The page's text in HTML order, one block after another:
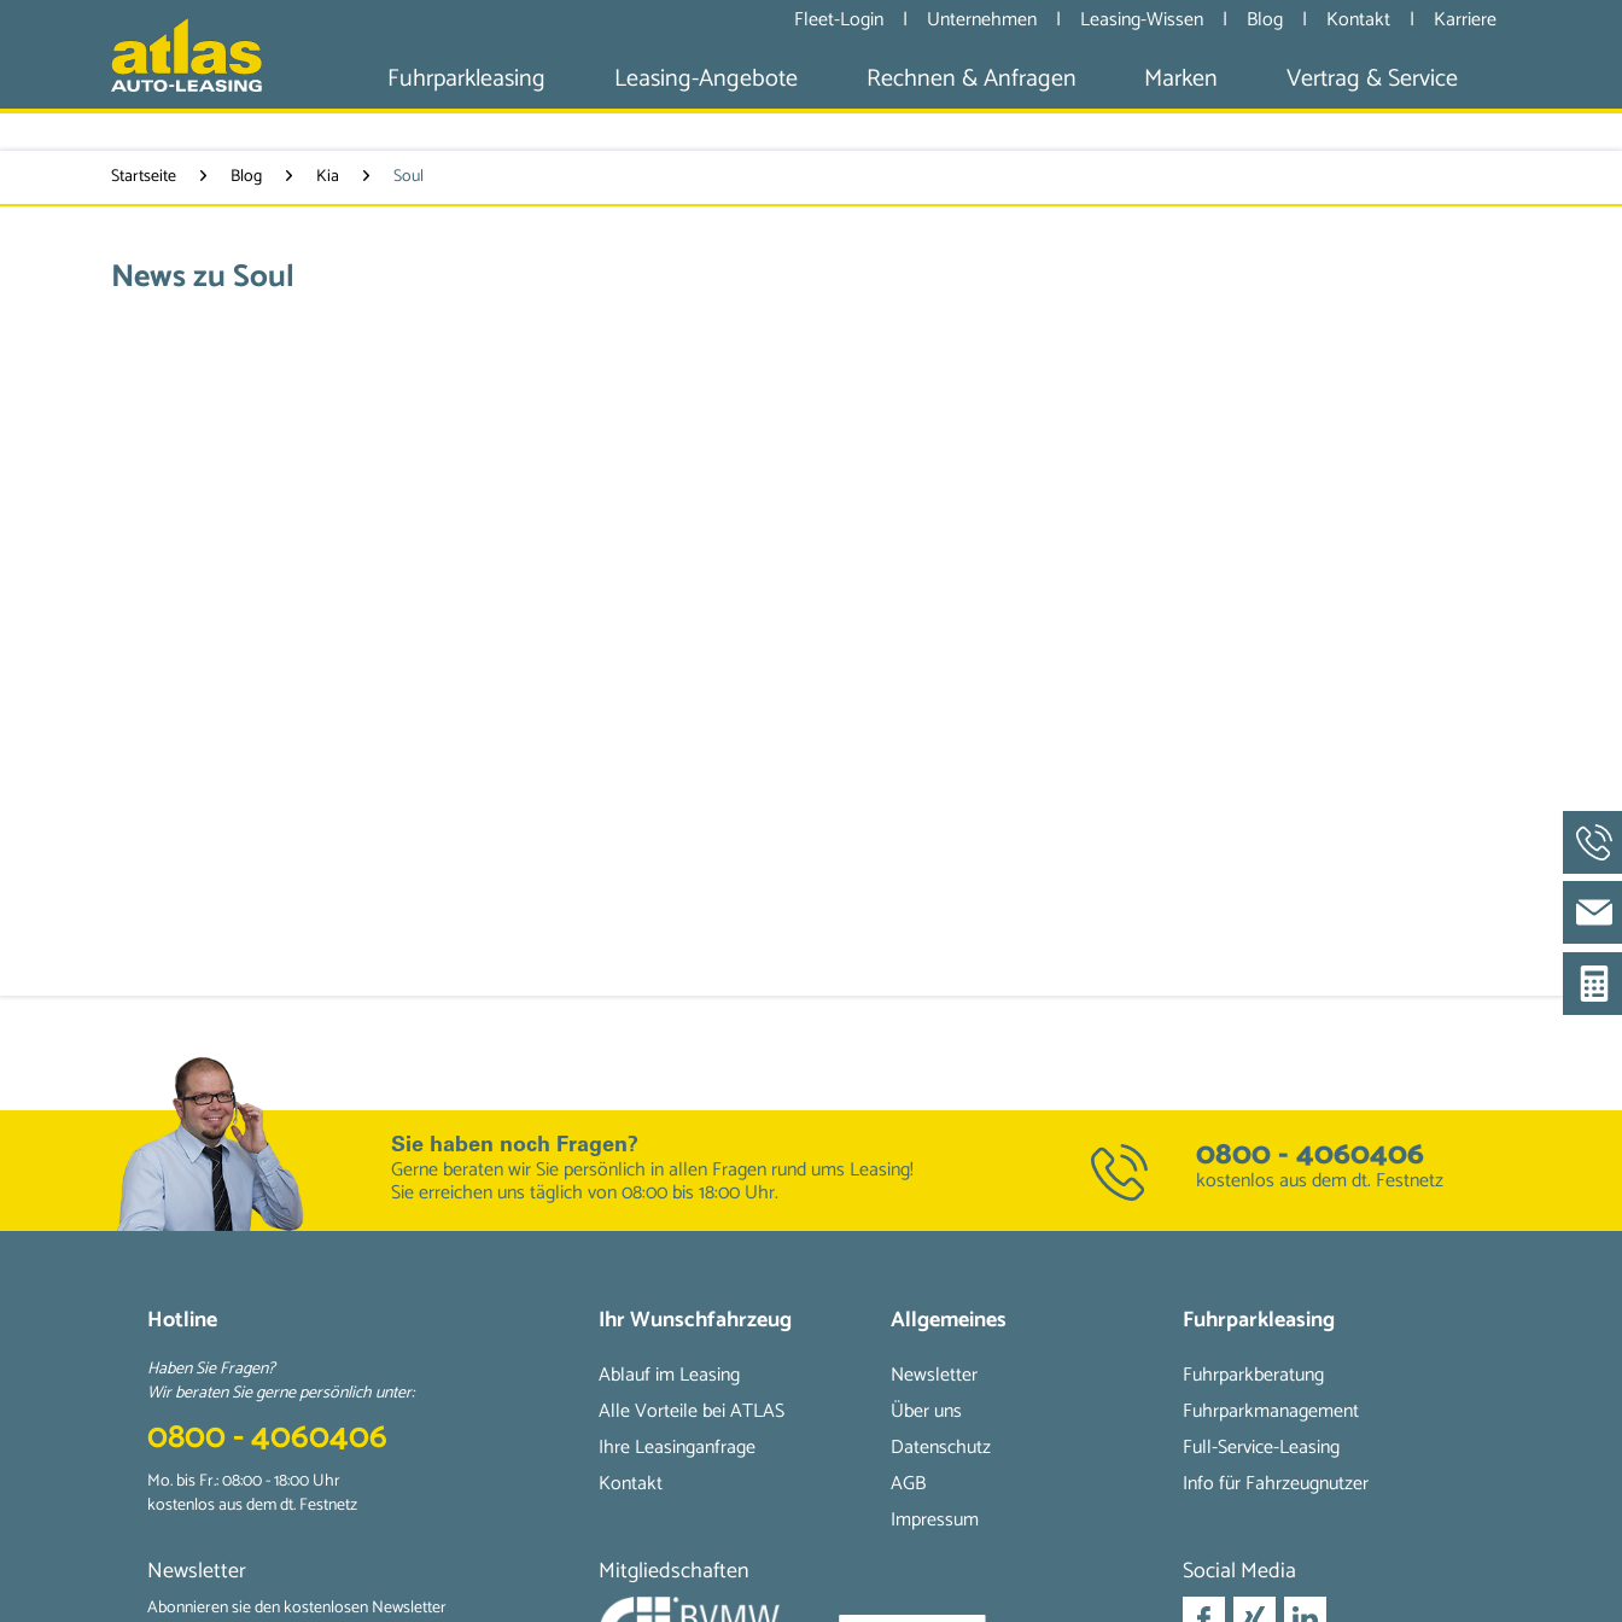
Fleet-Login | Unternehmen | Leasing-Wissen | Blog | Kontakt | Karriere
Fuhrparkleasing Leasing-Angebote Rechnen & Anfragen Marken Vertrag & Service
Startseite Blog Kia Soul
News zu Soul
Sie haben noch Fragen?
Gerne beraten wir Sie persönlich in allen Fragen rund ums Leasing!
Sie erreichen uns täglich von 08:00 bis 18:00 Uhr.
0800 - 4060406
kostenlos aus dem dt. Festnetz
Hotline
Haben Sie Fragen?
Wir beraten Sie gerne persönlich unter:
0800 - 4060406
Mo. bis Fr.: 08:00 - 18:00 Uhr
kostenlos aus dem dt. Festnetz
Ihr Wunschfahrzeug
Ablauf im Leasing
Alle Vorteile bei ATLAS
Ihre Leasinganfrage
Kontakt
Allgemeines
Newsletter
Über uns
Datenschutz
AGB
Impressum
Fuhrparkleasing
Fuhrparkberatung
Fuhrparkmanagement
Full-Service-Leasing
Info für Fahrzeugnutzer
Newsletter
Abonnieren sie den kostenlosen Newsletter
Mitgliedschaften Social Media